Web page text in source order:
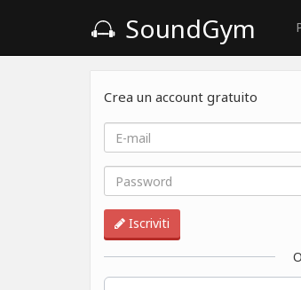
SoundGym
Crea un account gratuito
Iscriviti